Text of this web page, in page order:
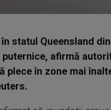
statul Queensland
afirmă
plece în zone mai